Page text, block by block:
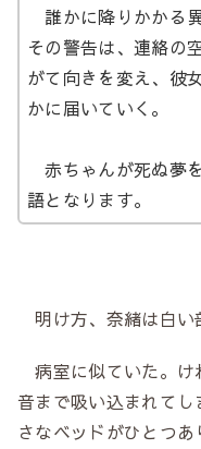
誰かに降りかかる
その警告は、連絡の
がて向きを変え、彼
かに届いていく。
赤ちゃんが死ぬ夢
語となります。
明け方、奈緒は白い
病室に似ていた。け
音まで吸い込まれて
さなベッドがひとつ